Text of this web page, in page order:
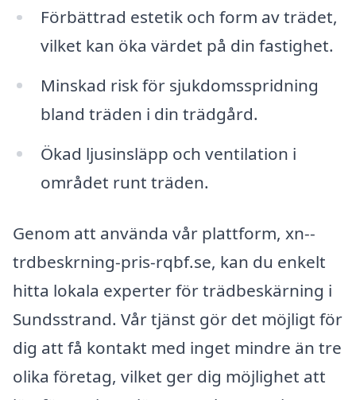
Förbättrad estetik och form av trädet,
vilket kan öka värdet på din fastighet.
Minskad risk för sjukdomsspridning
bland träden i din trädgård.
Ökad ljusinsläpp och ventilation i
området runt träden.
Genom att använda vår plattform, xn--
trdbeskrning-pris-rqbf.se, kan du enkelt
hitta lokala experter för trädbeskärning i
Sundsstrand. Vår tjänst gör det möjligt för
dig att få kontakt med inget mindre än tre
olika företag, vilket ger dig möjlighet att